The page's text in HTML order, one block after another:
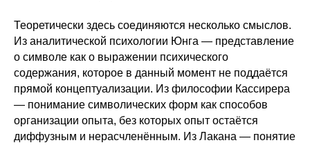
Теоретически здесь соединяются несколько смыслов.
Из аналитической психологии Юнга — представление
о символе как о выражении психического
содержания, которое в данный момент не поддаётся
прямой концептуализации. Из философии Кассирера
— понимание символических форм как способов
организации опыта, без которых опыт остаётся
диффузным и нерасчленённым. Из Лакана — понятие